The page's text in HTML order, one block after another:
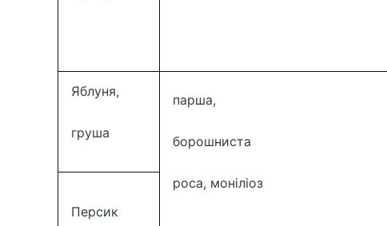
Яблуня,
груша
парша,
борошниста
роса, моніліоз
Персик